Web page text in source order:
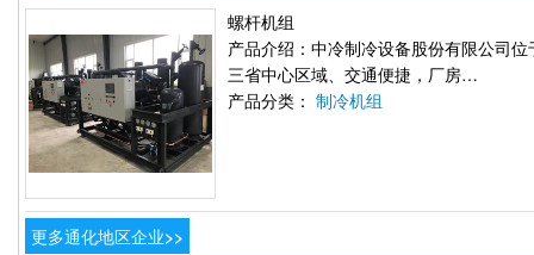
螺杆机组
产品介绍：中冷制冷设备股份有限公司位
三省中心区域、交通便捷，厂房…
产品分类： 制冷机组
更多通化地区企业>>